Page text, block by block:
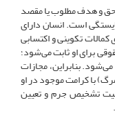
و هدف مطلوب یا مقصد
است. انسان دارای
تکوینی و اکتسابی
برای او ثابت می‌شود؛
بنابراین، مجازات
با کرامت موجود در او
تشخیص جرم و تعیین